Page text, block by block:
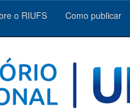
o RIUFS Como publicar